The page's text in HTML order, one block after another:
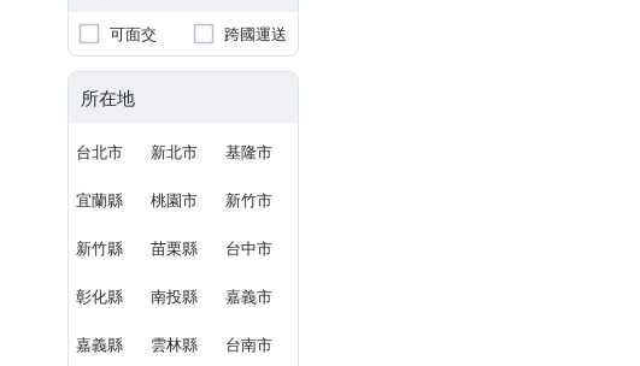
可面交 跨國運送
所在地
台北市 新北市 基隆市
宜蘭縣 桃園市 新竹市
新竹縣 苗栗縣 台中市
彰化縣 南投縣 嘉義市
嘉義縣 雲林縣 台南市